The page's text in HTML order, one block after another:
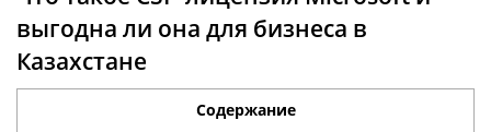
выгодна ли она для бизнеса в
Казахстане
Содержание